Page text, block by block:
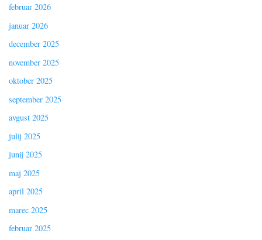
februar 2026
januar 2026
december 2025
november 2025
oktober 2025
september 2025
avgust 2025
julij 2025
junij 2025
maj 2025
april 2025
marec 2025
februar 2025